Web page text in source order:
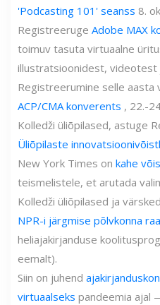
'Podcasting 101' seanss 8.
Registreeruge Adobe MAX
toimuv tasuta virtuaalne
illustratsioonidest, videotest
Registreerumine selle aasta
ACP/CMA konverents , 22.-
Kolledži üliõpilased, astuge
Üliõpilaste
New York Times on kahe
teismelistele, et arutada
Kolledži üliõpilased ja
NPR-i järgmise põlvkonna
heliajakirjanduse
eemalt).
Siin on juhend
virtuaalseks pandeemia ajal